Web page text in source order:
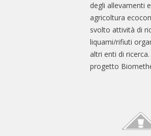
degli allevamenti
agricoltura
svolto attività di
liquami/rifiuti
altri enti di
progetto